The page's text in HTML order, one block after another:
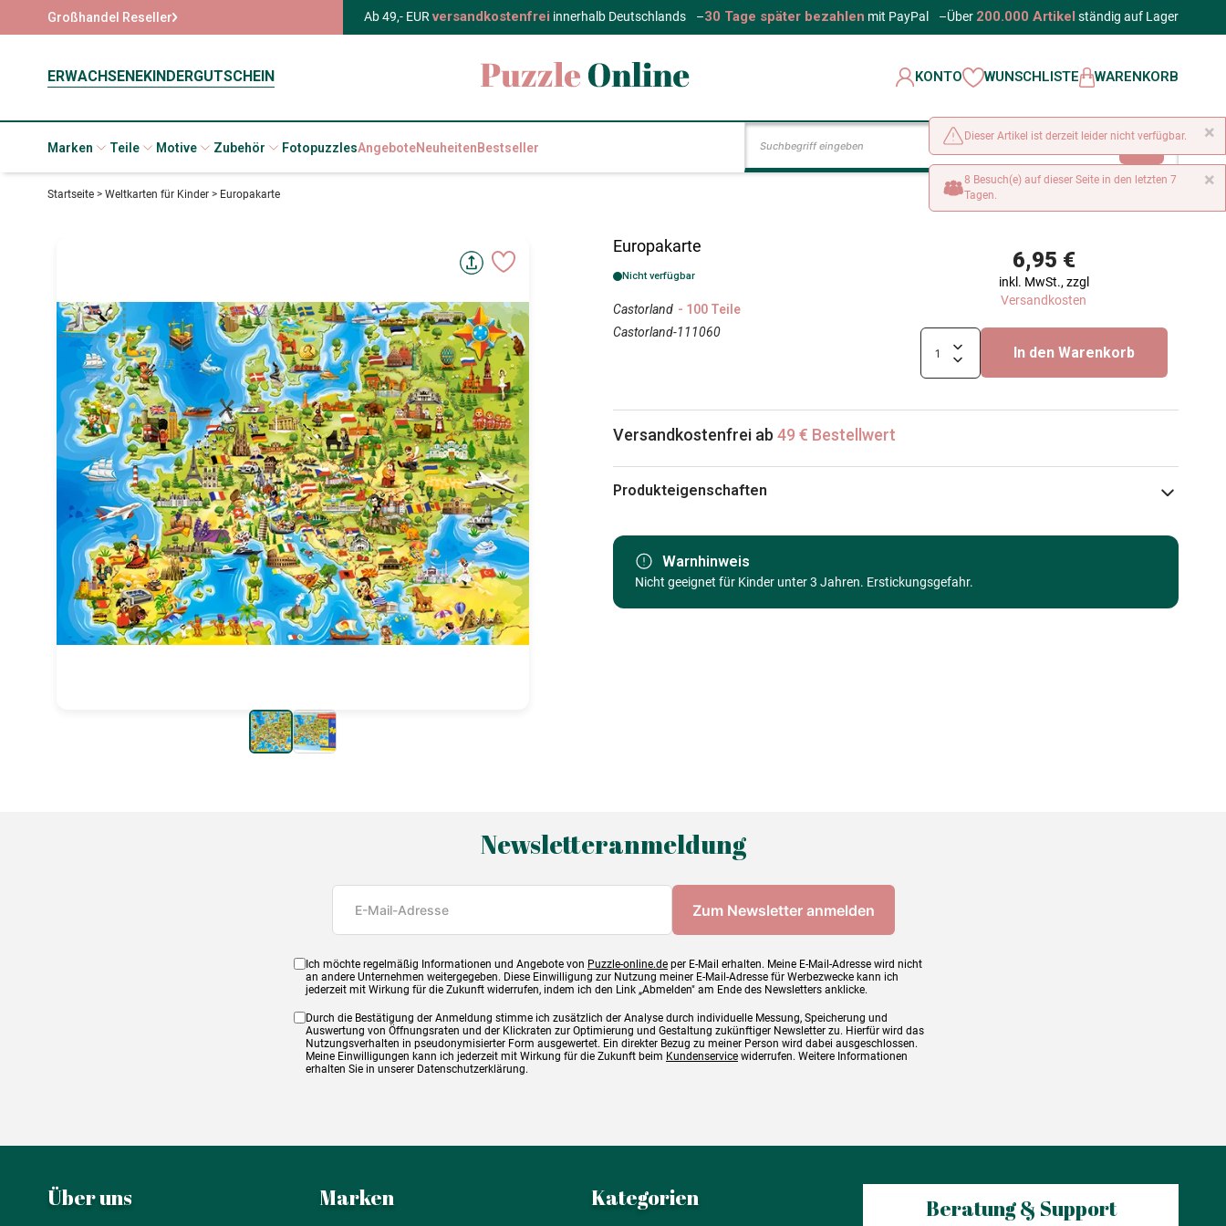
Großhandel Reseller Ab 49,- EURversandkostenfrei innerhalb Deutschlands –30 Tage später bezahlen mit PayPal –Über 200.000 Artikel ständig auf Lager
ERWACHSENEKINDERGUTSCHEIN KONTO WUNSCHLISTE WARENKORB
Marken Teile Motive Zubehör FotopuzzlesAngeboteNeuheitenBestseller
Startseite > Weltkarten für Kinder > Europakarte
Europakarte
Nicht verfügbar
Castorland - 100 Teile
Castorland-111060
6,95 €
inkl. MwSt., zzgl
Versandkosten
In den Warenkorb
Versandkostenfrei ab 49 € Bestellwert
Produkteigenschaften
Kategorie
ab 6 Jahre (50 bis 100 Teile)
Warnhinweis
Nicht geeignet für Kinder unter 3 Jahren. Erstickungsgefahr.
Newsletteranmeldung
Ich möchte regelmäßig Informationen und Angebote von Puzzle-online.de per E-Mail erhalten. Meine E-Mail-Adresse wird nicht
an andere Unternehmen weitergegeben. Diese Einwilligung zur Nutzung meiner E-Mail-Adresse für Werbezwecke kann ich
jederzeit mit Wirkung für die Zukunft widerrufen, indem ich den Link „Abmelden" am Ende des Newsletters anklicke.
Durch die Bestätigung der Anmeldung stimme ich zusätzlich der Analyse durch individuelle Messung, Speicherung und
Auswertung von Öffnungsraten und der Klickraten zur Optimierung und Gestaltung zukünftiger Newsletter zu. Hierfür wird das
Nutzungsverhalten in pseudonymisierter Form ausgewertet. Ein direkter Bezug zu meiner Person wird dabei ausgeschlossen.
Meine Einwilligungen kann ich jederzeit mit Wirkung für die Zukunft beim Kundenservice widerrufen. Weitere Informationen
erhalten Sie in unserer Datenschutzerklärung.
Über uns Marken Kategorien Beratung & Support
×
Dieser Artikel ist derzeit leider nicht verfügbar.
×
8 Besuch(e) auf dieser Seite in den letzten 7
Tagen.